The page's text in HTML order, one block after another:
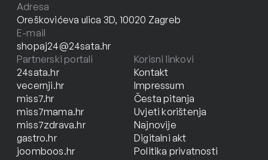
Adresa
Oreškovićeva ulica 3D, 10020 Zagreb
E-mail
shopaj24@24sata.hr
Partnerski portali
24sata.hr
vecernji.hr
miss7.hr
miss7mama.hr
miss7zdrava.hr
gastro.hr
joomboos.hr
Korisni linkovi
Kontakt
Impressum
Česta pitanja
Uvjeti korištenja
Najnovije
Digitalni akt
Politika privatnosti